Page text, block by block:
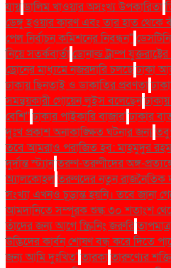
যায়ডালিম খাওয়ার অসংখ্য উপকারিতা
ডেঙ্গু হওয়ার কারণ এবং তার হাত থেকে
পেল নির্বাচন কমিশনের নিবন্ধন"
নিয়ে সতর্কবার্তাডোনাল্ড ট্রাম্প
ড্রোনের মাধ্যমে নজরদারি চলছেঢাকা
ঢাকায় ছিনতাই ও ডাকাতির প্রবণতা
সমন্বয়কারী গোয়েন লুইস বলেছেন
বেশি'' ঢাকার পাইকারি বাজার' ঢাকার
দুঃখ প্রকাশ অনাকাঙ্ক্ষিত ঘটনার জন্য
তবে আমরাও পরাজিত হব: মাহমুদুর
দুর্দান্ত স্ট্যানতরুণ-তরুণীদের অঙ্গ-
অ্যালকোহলতরুণদের নতুন রাজনৈতিক
সংখ্যা এখনও চূড়ান্ত হয়নি। তবে জানা
আমদানিতে সম্পূরক শুল্ক ৩০ শতাংশ
তাঁদের জন্য আগে স্ক্রিনিং জরুরি
উদ্ভিদের কার্বন শোষণ বন্ধ করে দিতে
জন্য আমি দুঃখিত' তারকাতারুণ্যের